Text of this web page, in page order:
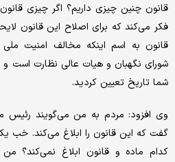
قانون چنین چیزی داریم؟ اگر چیزی
فکر می‌کند که برای اصلاح این قانون
قانون به اسم اینکه مخالف امنیت
شورای نگهبان و هیات عالی نظارت است
شما تاریخ تعیین کردید.
وی افزود: مردم به من می‌گویند رئیس
گفت که این قانون را ابلاغ می‌کند. خب
کدام ماده و قانون ابلاغ نمی‌کند؟